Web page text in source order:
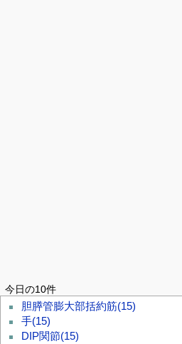
今日の10件
胆膵管膨大部括約筋(15)
手(15)
DIP関節(15)